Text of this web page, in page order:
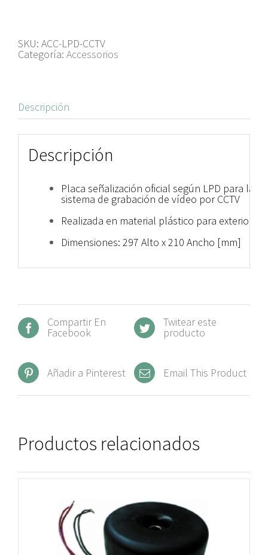
SKU: ACC-LPD-CCTV
Categoría: Accessorios
Descripción
Descripción
Placa señalización oficial según LPD para la
sistema de grabación de vídeo por CCTV
Realizada en material plástico para
Dimensiones: 297 Alto x 210 Ancho [mm]
Compartir En
Facebook
Twitear este
producto
Añadir a Pinterest Email This Product
Productos relacionados